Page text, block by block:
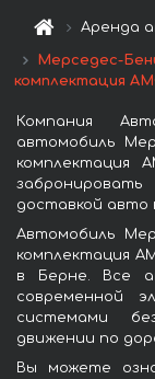
Аренда
Мерседес-
комплектация
Компания
автомобиль
комплектация
доставкой авто
Автомобиль
комплектация
в Берне. Все
современной
системами
движении по
Вы можете